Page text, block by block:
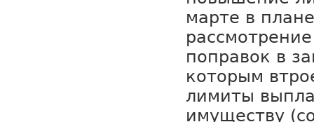
марте в
поправок в
которым
лимиты
имуществу